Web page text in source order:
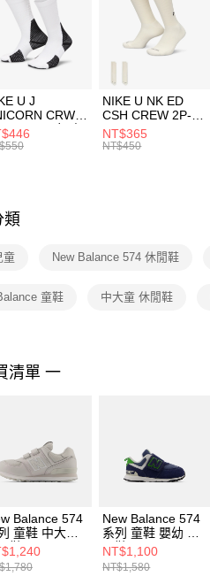
U J
CRW
-160 男女 中
FZ3393100
NIKE U NK ED
CSH CREW 2P-
144 EMBRDY 男
女 短統襪
NT$365
NT$450
類
童 New Balance 574 休閒鞋
童鞋 中大童 休閒鞋
清單 一
Balance 574
童鞋 中大童
鞋 PV574GS-
New Balance 574
系列 童鞋 嬰幼 休
閒鞋 NW574QBL-
W
NT$1,100
NT$1,580